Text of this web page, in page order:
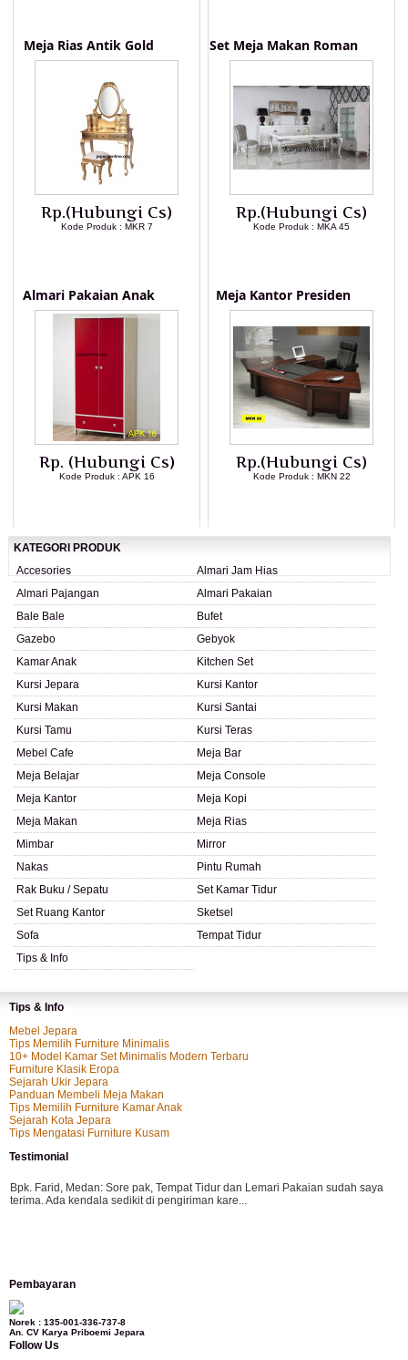
Meja Rias Antik Gold
Rp.(Hubungi Cs)
Kode Produk : MKR 7
Set Meja Makan Roman
Rp.(Hubungi Cs)
Kode Produk : MKA 45
Almari Pakaian Anak
Rp. (Hubungi Cs)
Kode Produk : APK 16
Meja Kantor Presiden
Rp.(Hubungi Cs)
Kode Produk : MKN 22
KATEGORI PRODUK
Accesories
Almari Jam Hias
Almari Pajangan
Almari Pakaian
Bale Bale
Bufet
Gazebo
Gebyok
Kamar Anak
Kitchen Set
Kursi Jepara
Kursi Kantor
Kursi Makan
Kursi Santai
Kursi Tamu
Kursi Teras
Mebel Cafe
Meja Bar
Meja Belajar
Meja Console
Meja Kantor
Meja Kopi
Meja Makan
Meja Rias
Mimbar
Mirror
Nakas
Pintu Rumah
Rak Buku / Sepatu
Set Kamar Tidur
Set Ruang Kantor
Sketsel
Sofa
Tempat Tidur
Tips & Info
Tips & Info
Mebel Jepara
Tips Memilih Furniture Minimalis
10+ Model Kamar Set Minimalis Modern Terbaru
Furniture Klasik Eropa
Sejarah Ukir Jepara
Panduan Membeli Meja Makan
Tips Memilih Furniture Kamar Anak
Sejarah Kota Jepara
Tips Mengatasi Furniture Kusam
Testimonial
Bpk. Farid, Medan: Sore pak, Tempat Tidur dan Lemari Pakaian sudah saya
terima. Ada kendala sedikit di pengiriman kare...
kursi teras saya sudah saya terima dan p...
Pembayaran
Norek : 135-001-336-737-8
An. CV Karya Priboemi Jepara
Follow Us